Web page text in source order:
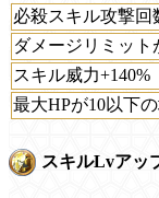
必殺スキル攻撃回
ダメージリミット
スキル威力+140%
最大HPが10以下
スキルLvアッ